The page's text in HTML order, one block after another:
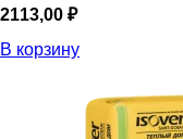
2113,00 ₽
В корзину